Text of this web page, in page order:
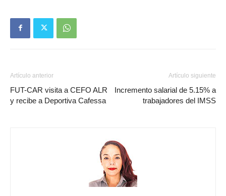
Artículo anterior
FUT-CAR visita a CEFO ALR
y recibe a Deportiva Cafessa
Artículo siguiente
Incremento salarial de 5.15% a
trabajadores del IMSS